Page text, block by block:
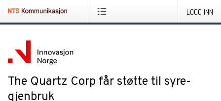
LOGG INN
The Quartz Corp får støtte til syre-
gjenbruk